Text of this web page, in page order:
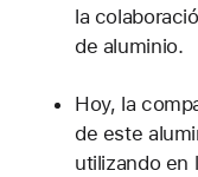
la
de aluminio.
Hoy, la
de este
utilizando en